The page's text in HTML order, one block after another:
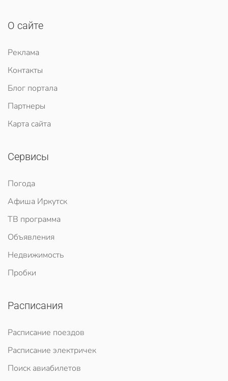
О сайте
Реклама
Контакты
Блог портала
Партнеры
Карта сайта
Сервисы
Погода
Афиша Иркутск
ТВ программа
Объявления
Недвижимость
Пробки
Расписания
Расписание поездов
Расписание электричек
Поиск авиабилетов